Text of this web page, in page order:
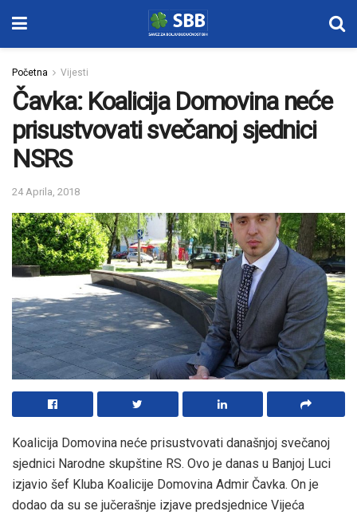
Početna Vijesti
Čavka: Koalicija Domovina neće
prisustvovati svečanoj sjednici
NSRS
24 Aprila, 2018
Koalicija Domovina neće prisustvovati današnjoj svečanoj
sjednici Narodne skupštine RS. Ovo je danas u Banjoj Luci
izjavio šef Kluba Koalicije Domovina Admir Čavka. On je
dodao da su se jučerašnje izjave predsjednice Vijeća